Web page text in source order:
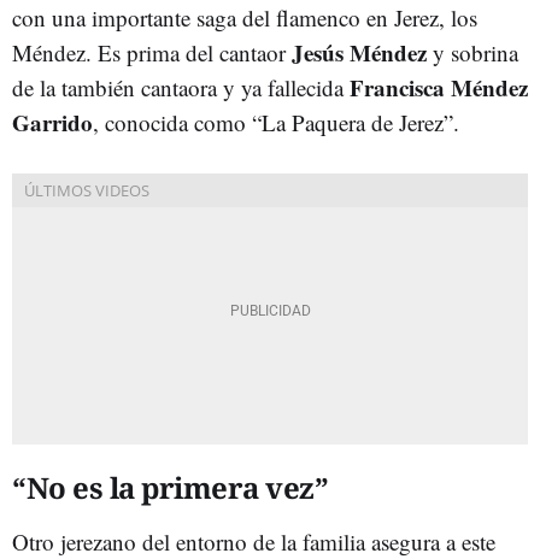
con una importante saga del flamenco en Jerez, los
Méndez. Es prima del cantaorJesús Méndez y sobrina
de la también cantaora y ya fallecidaFrancisca Méndez
Garrido, conocida como “La Paquera de Jerez”.
“No es la primera vez”
Otro jerezano del entorno de la familia asegura a este